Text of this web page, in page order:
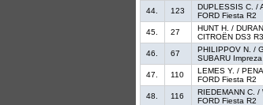
44.
123
DUPLESSIS C. /
FORD Fiesta R2
45.
27
HUNT H. /
CITROËN DS3
46.
67
PHILIPPOV N. /
SUBARU
47.
110
LEMES Y. /
FORD Fiesta R2
48.
116
RIEDEMANN C. /
FORD Fiesta R2